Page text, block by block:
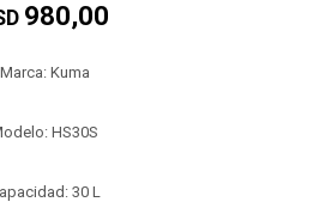
980,00
Marca: Kuma
HS30S
30 L